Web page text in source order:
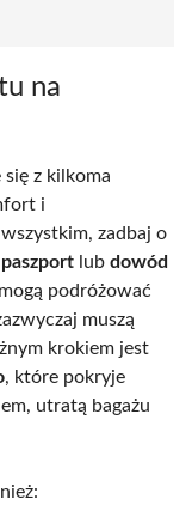
na
z kilkoma
i
zadbaj o
paszport lub dowód
podróżować
muszą
krokiem jest
, które pokryje
utratą bagażu